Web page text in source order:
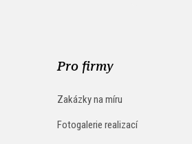
Pro firmy
Zakázky na míru
Fotogalerie realizací